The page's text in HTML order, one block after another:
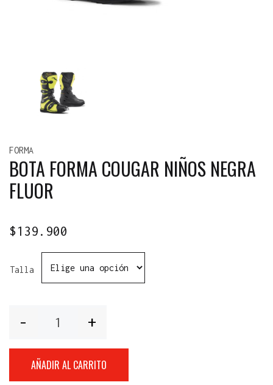
FORMA
BOTA FORMA COUGAR NIÑOS NEGRA
FLUOR
$139.900
Talla
AÑADIR AL CARRITO